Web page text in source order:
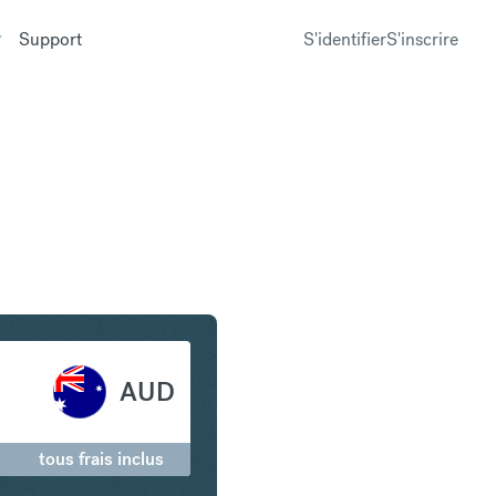
Support S'identifierS'inscrire
AUD
tous frais inclus